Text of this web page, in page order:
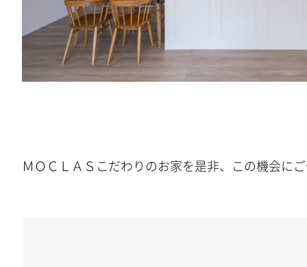
ＭＯＣＬＡＳこだわりのお家を是非、この機会に